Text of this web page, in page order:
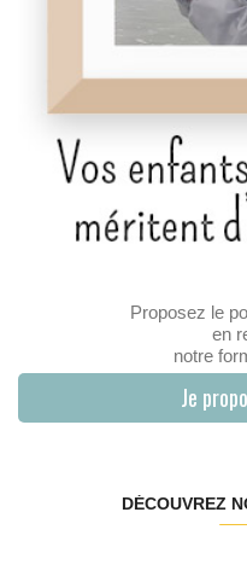
Proposez le
en
notre
Je
DÉCOUVREZ